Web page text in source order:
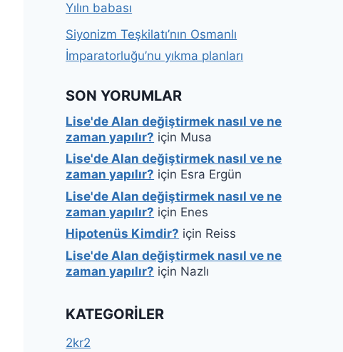
Yılın babası
Siyonizm Teşkilatı’nın Osmanlı
İmparatorluğu’nu yıkma planları
SON YORUMLAR
Lise'de Alan değiştirmek nasıl ve ne
zaman yapılır? için Musa
Lise'de Alan değiştirmek nasıl ve ne
zaman yapılır? için Esra Ergün
Lise'de Alan değiştirmek nasıl ve ne
zaman yapılır? için Enes
Hipotenüs Kimdir? için Reiss
Lise'de Alan değiştirmek nasıl ve ne
zaman yapılır? için Nazlı
KATEGORILER
2kr2